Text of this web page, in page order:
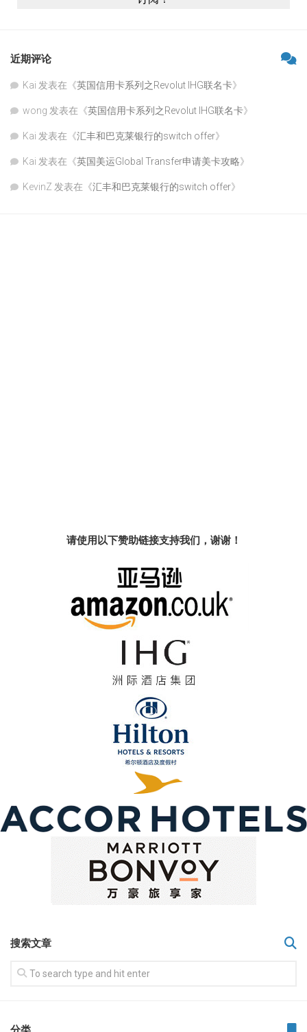
近期评论
Kai 发表在《英国信用卡系列之Revolut IHG联名卡》
wong 发表在《英国信用卡系列之Revolut IHG联名卡》
Kai 发表在《汇丰和巴克莱银行的switch offer》
Kai 发表在《英国美运Global Transfer申请美卡攻略》
KevinZ 发表在《汇丰和巴克莱银行的switch offer》
请使用以下赞助链接支持我们，谢谢！
搜索文章